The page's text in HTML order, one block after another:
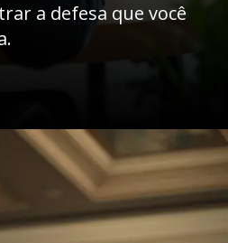
a defesa que você